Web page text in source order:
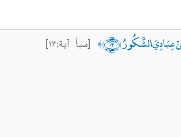
الشَّكُورُ ﴿١٣﴾ ﴾
[سبأ آية:١٣]